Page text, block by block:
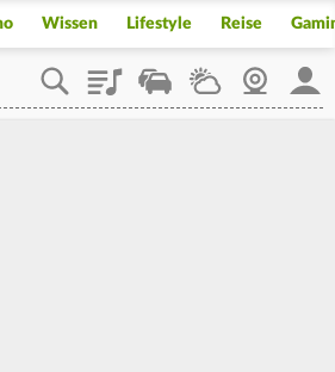
Wissen Lifestyle Reise
PlaylistStaupilotWetterWebcam